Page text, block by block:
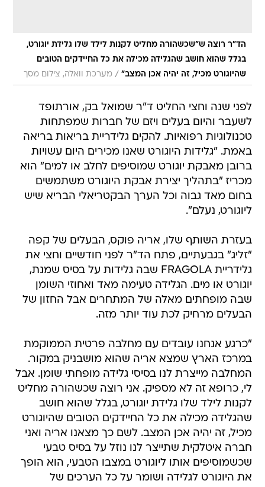
הד"ר רוצה ש"שכשהורה מחליט לקנות לילד שלו גלידת יוגורט,
בגלל שהוא חושב שהגלידה מכילה את כל החיידקים הטובים
שהיוגורט מכיל, זה יהיה אכן המצב" / מערכת וואלה, צילום מסך
לפני שנה וחצי החליט ד"ר שמואל בק, אורתופד
לשעבר והיום בעלים ויזם של חברות שמפתחות
טכנולוגיות רפואיות. להקים גלידריית בריאות בריאה
באמת. "גלידות היוגורט שאנו מכירים היום עשויות
ברובן מאבקת יוגורט שמוסיפים לחלב או למים" הוא
מכריז "בתהליך יצירת אבקת היוגורט משתמשים
בחום מאד גבוה וכל הערך הבקטריאלי הבריא שיש
ליוגורט, נעלם".
בעזרת השותף שלו, אריה פוקס, הבעלים של קפה
"זליג" בגבעתיים, פתח הד"ר לפני חודשיים וחצי את
גלידריית FRAGOLA שבה גלידות על בסיס שמנת,
יוגורט או מים. הגלידה טעימה מאד ואחוזי השומן
שבה מופחתים מאלה של המתחרים אבל החזון של
הבעלים מרחיק לכת עוד יותר מזה.
"כרגע אנחנו עובדים עם מחלבה פרטית הממוקמת
במרכז הארץ שמצא אריה שהוא מושבניק במקור.
המחלבה מייצרת לנו בסיסי גלידה מופחתי שומן. אבל
לי, כרופא זה לא מספיק. אני רוצה שכשהורה מחליט
לקנות לילד שלו גלידת יוגורט, בגלל שהוא חושב
שהגלידה מכילה את כל החיידקים הטובים שהיוגורט
מכיל, זה יהיה אכן המצב. לשם כך מצאנו אריה ואני
חברה איטלקית שתייצר לנו נוזל על בסיס טבעי
שכשמוסיפים אותו ליוגורט במצבו הטבעי, הוא הופך
את היוגורט לגלידה ושומר על כל הערכים של